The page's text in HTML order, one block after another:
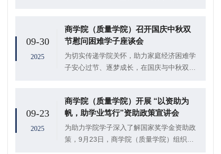
09-30
2025
商学院（质量学院）召开国庆中秋双
节慰问困难学子座谈会
为切实传递学院关怀，助力家庭经济困难学
子安心过节、逐梦成长，在国庆与中秋双节
院党委副书记李树房，辅导员焦艳芳、韩亭
亭、施...
09-23
2025
商学院（质量学院）开展 “以资助为
帆，助学业笃行”资助政策宣讲会
为助力学院学子深入了解国家奖学金资助政
策，9月23日，商学院（质量学院）组织开